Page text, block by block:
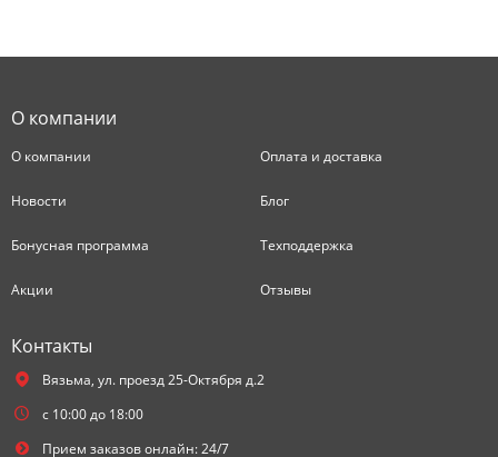
О компании
О компании Оплата и доставка
Новости Блог
Бонусная программа Техподдержка
Акции Отзывы
Контакты
Вязьма, ул. проезд 25-Октября д.2
с 10:00 до 18:00
Прием заказов онлайн: 24/7